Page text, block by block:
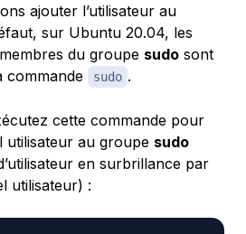
ajouter l’utilisateur au
sur Ubuntu 20.04, les
du groupe sudo sont
commande
sudo .
cette commande pour
au groupe sudo
en surbrillance par
utilisateur) :